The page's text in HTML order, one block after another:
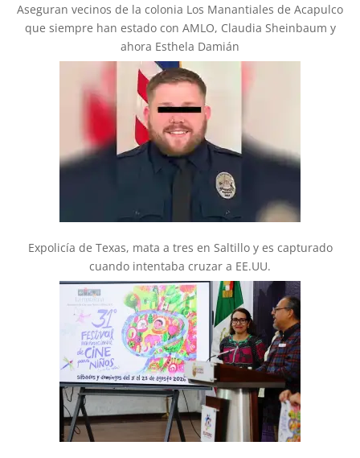
Aseguran vecinos de la colonia Los Manantiales de Acapulco
que siempre han estado con AMLO, Claudia Sheinbaum y
ahora Esthela Damián
Expolicía de Texas, mata a tres en Saltillo y es capturado
cuando intentaba cruzar a EE.UU.